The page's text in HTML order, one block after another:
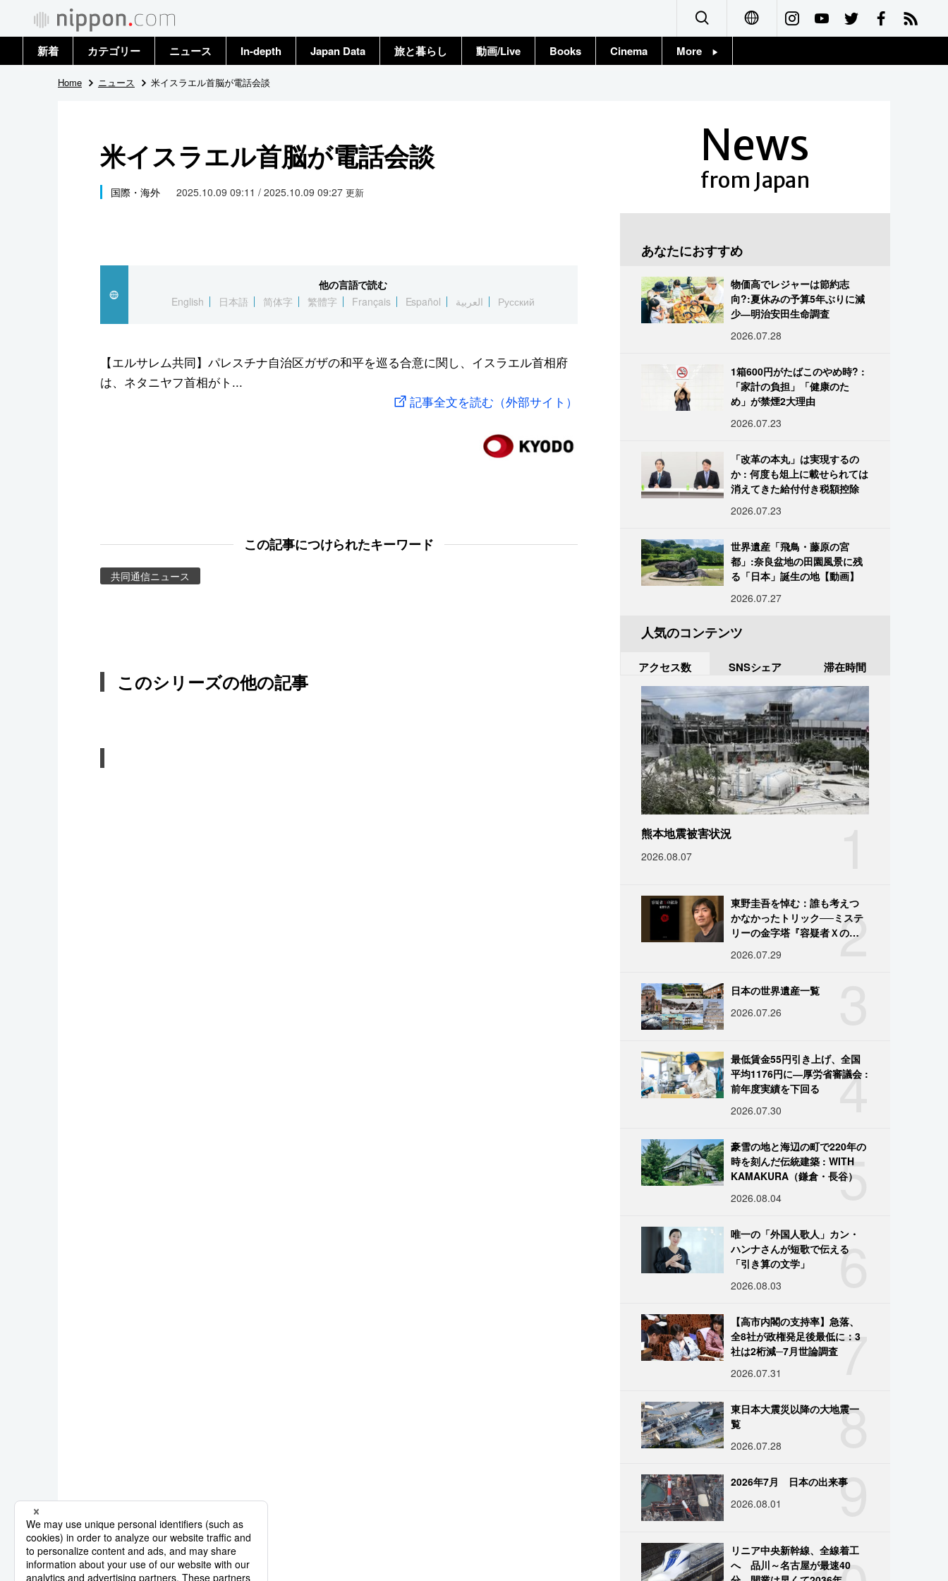
Français
新着 カテゴリー
政治・外交
国際
科学・技術
暮らし
ニュース
トップ
In-depth Japan Data 旅と暮らし 動画/Live Books Cinema More
Home ニュース 米イスラエル首脳が電話会談
米イスラエル首脳が電話会談
国際・海外 2025.10.09 09:11 / 2025.10.09 09:27 更新
他の言語で読む
English
日本語 简体字 繁體字 Français Español العربية Русский
【エルサレム共同】パレスチナ自治区ガザの和平を巡る合意に関し、イスラエル首相府
は、ネタニヤフ首相がト...
記事全文を読む（外部サイト）
この記事につけられたキーワード
共同通信ニュース
このシリーズの他の記事
News
from Japan
あなたにおすすめ
物価高でレジャーは節約志
向?:夏休みの予算5年ぶりに減
少―明治安田生命調査
2026.07.28
1箱600円がたばこのやめ時? :
「家計の負担」「健康のた
め」が禁煙2大理由
2026.07.23
「改革の本丸」は実現するの
か : 何度も俎上に載せられては
消えてきた給付付き税額控除
2026.07.23
世界遺産「飛鳥・藤原の宮
都」:奈良盆地の田園風景に残
る「日本」誕生の地【動画】
2026.07.27
人気のコンテンツ
アクセス数 SNSシェア 滞在時間
熊本地震被害状況
2026.08.07
2
東野圭吾を悼む：誰も考えつ
かなかったトリック──ミステ
リーの金字塔『容疑者Ｘの献
2026.07.29
日本の世界遺産一覧
2026.07.26
4
最低賃金55円引き上げ、全国
平均1176円に―厚労省審議会 :
前年度実績を下回る
2026.07.30
5
豪雪の地と海辺の町で220年の
時を刻んだ伝統建築 : WITH
KAMAKURA（鎌倉・長谷）
2026.08.04
6
唯一の「外国人歌人」カン・
ハンナさんが短歌で伝える
「引き算の文学」
2026.08.03
7
【高市内閣の支持率】急落、
全8社が政権発足後最低に：3
社は2桁減─7月世論調査
2026.07.31
8
東日本大震災以降の大地震一
覧
2026.07.28
9
2026年7月 日本の出来事
2026.08.01
リニア中央新幹線、全線着工
へ 品川～名古屋が最速40